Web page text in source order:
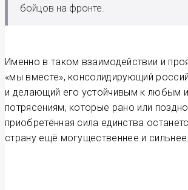
бойцов на фронте.
Именно в таком взаимодействии и
«мы вместе», консолидирующий
и делающий его устойчивым к любым
потрясениям, которые рано или
приобретённая сила единства
страну ещё могущес­твеннее и сильнее.